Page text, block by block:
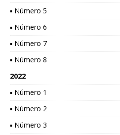
▪ Número 5
▪ Número 6
▪ Número 7
▪ Número 8
2022
▪ Número 1
▪ Número 2
▪ Número 3